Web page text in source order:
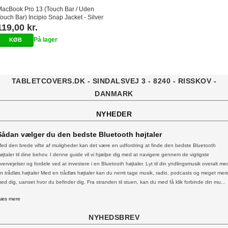
Pro 13 (Touch Bar / Uden
Bar) Incipio Snap Jacket - Silver
kr.
På lager
TABLETCOVERS.DK - SINDALSVEJ 3 - 8240 - RISSKOV -
DANMARK
NYHEDER
vælger du den bedste Bluetooth højtaler
den brede vifte af muligheder kan det være en udfordring at finde den bedste Bluetooth
til dine behov. I denne guide vil vi hjælpe dig med at navigere gennem de vigtigste
og fordele ved at investere i en Bluetooth højtaler. Lyt til din yndlingsmusik overalt
trådløs højtaler Med en trådløs højtaler kan du nemt tage musik, radio, podcasts og meget
dig, uanset hvor du befinder dig. Fra stranden til stuen, kan du med få klik forbinde din mu...
mere
NYHEDSBREV